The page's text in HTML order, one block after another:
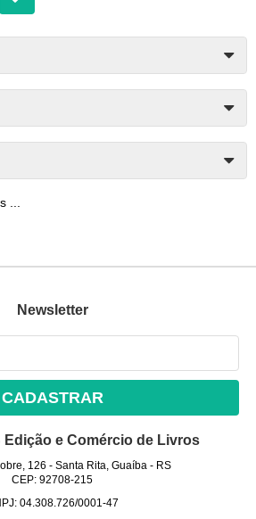
...
Newsletter
CADASTRAR
Edição e Comércio de Livros
126 - Santa Rita, Guaíba- RS
CEP: 92708-215
04.308.726/0001-47